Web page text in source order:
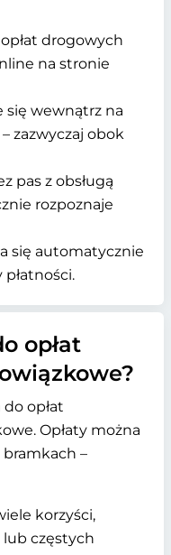
drogowych
na stronie
się wewnątrz na
zazwyczaj obok
pas z obsługą
rozpoznaje
się automatycznie
opłat
opłat
Opłaty można
–
korzyści,
lub częstych